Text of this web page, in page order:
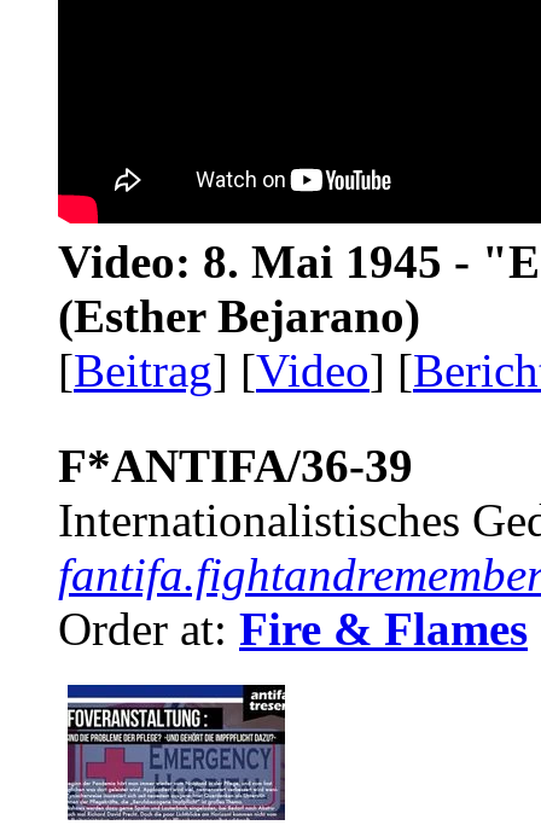
Video: 8. Mai 1945 -
(Esther Bejarano)
[Beitrag] [Video] [
F*ANTIFA/36-39
Internationalistisches
Order at: Fire & Flames